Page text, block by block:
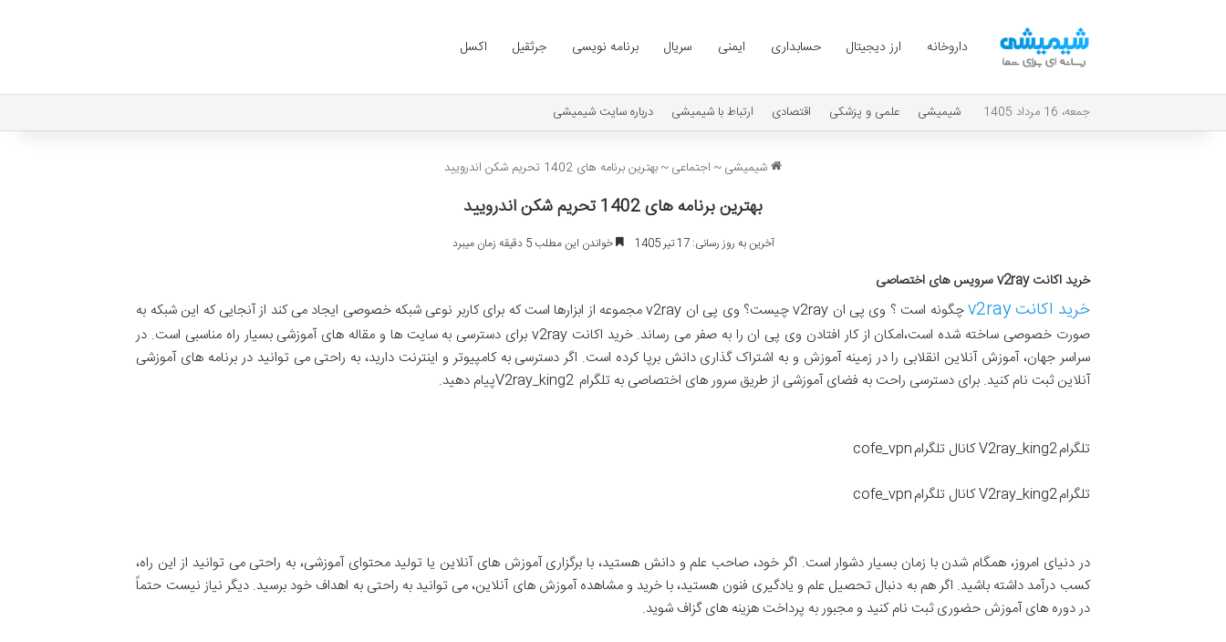
داروخانه ارز دیجیتال حسابداری ایمنی سریال برنامه نویسی جرثقیل اکسل
جمعه، 16 مرداد 1405 شیمیشی علمی و پزشکی اقتصادی ارتباط با شیمیشی درباره سایت شیمیشی
شیمیشی~ اجتماعی~بهترین برنامه های 1402 تحریم شکن اندرویید
بهترین برنامه های 1402 تحریم شکن اندرویید
آخرین به روز رسانی: 17 تیر 1405 خواندن این مطلب 5 دقیقه زمان میبرد
خرید اکانتv2ray سرویس های اختصاصی
خرید اکانتv2ray چگونه است ؟ وی پی ان v2rayچیست؟ وی پی ان v2rayمجموعه از ابزارها است که برای کاربر نوعی شبکه خصوصی ایجاد می کند از آنجایی که این شبکه به
صورت خصوصی ساخته شده است،امکان از کار افتادن وی پی ان را به صفر می رساند. خرید اکانت v2ray
برای دسترسی به سایت ها و مقاله های آموزشی بسیار راه مناسبی است. در
سراسر جهان، آموزش آنلاین انقلابی را در زمینه آموزش و به اشتراک گذاری دانش برپا کرده است. اگر دسترسی به کامپیوتر و اینترنت دارید، به راحتی می توانید در برنامه های آموزشی
آنلاین ثبت نام کنید. برای دسترسی راحت به فضای آموزشی از طریق سرور های اختصاصی به تلگرام V2ray_king2 پیام دهید.
تلگرامV2ray_king2 کانال تلگرام
تلگرامV2ray_king2 کانال تلگرام
در دنیای امروز، همگام شدن با زمان بسیار دشوار است. اگر خود، صاحب علم و دانش هستید، با برگزاری آموزش های آنلاین یا تولید محتوای آموزشی، به راحتی می توانید از این راه،
کسب درآمد داشته باشید. اگر هم به دنبال تحصیل علم و یادگیری فنون هستید، با خرید و مشاهده آموزش های آنلاین، می توانید به راحتی به اهداف خود برسید. دیگر نیاز نیست حتماً
در دوره های آموزش حضوری ثبت نام کنید و مجبور به پرداخت هزینه های گزاف شوید.